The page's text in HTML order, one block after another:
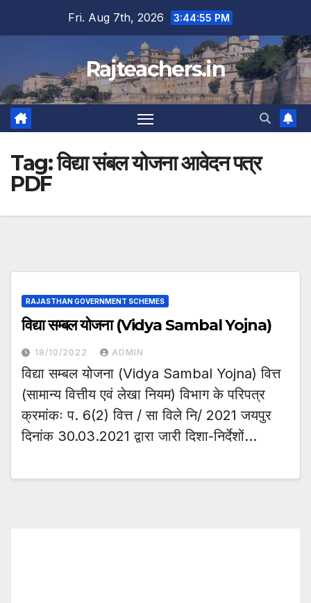
Fri. Aug 7th, 2026 3:44:56 PM
Rajteachers.in
Tag:विद्या संबल योजना आवेदन पत्र
PDF
RAJASTHAN GOVERNMENT SCHEMES
विद्या सम्बल योजना (Vidya Sambal Yojna)
18/10/2022 ADMIN
विद्या सम्बल योजना (Vidya Sambal Yojna) वित्त
(सामान्य वित्तीय एवं लेखा नियम) विभाग के परिपत्र
क्रमांकः प. 6(2) वित्त / सा विले नि/ 2021 जयपुर
दिनांक 30.03.2021 द्वारा जारी दिशा-निर्देशों…